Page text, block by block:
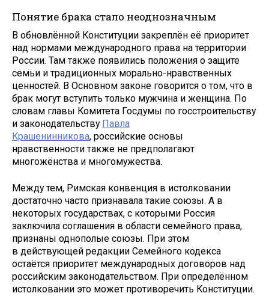
Понятие брака стало неоднозначным
В обновлённой Конституции закреплён её приоритет
над нормами международного права на территории
России. Там также появились положения о защите
семьи и традиционных морально-нравственных
ценностей. В Основном законе говорится о том, что в
брак могут вступить только мужчина и женщина. По
словам главы Комитета Госдумы по госстроительству
и законодательству Павла
Крашенинникова, российские основы
нравственности также не предполагают
многожёнства и многомужества.
Между тем, Римская конвенция в истолковании
достаточно часто признавала такие союзы. А в
некоторых государствах, с которыми Россия
заключила соглашения в области семейного права,
признаны однополые союзы. При этом
в действующей редакции Семейного кодекса
остаётся приоритет международных договоров над
российским законодательством. При определённом
истолковании это может противоречить Конституции.